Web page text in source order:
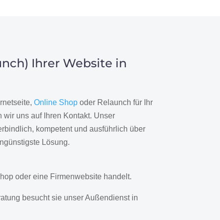
Ihrer Website in
Online Shopoder Relaunch für Ihr
wir uns auf Ihren Kontakt. Unser
kompetent und ausführlich über
Lösung.
oder eine Firmenwebsite handelt.
besucht sie unser Außendienst in